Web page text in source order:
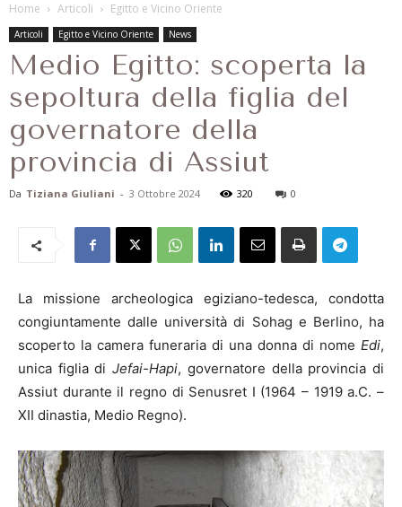
Home Articoli Egitto e Vicino Oriente
Articoli Egitto e Vicino Oriente News
Medio Egitto: scoperta la
sepoltura della figlia del
governatore della
provincia di Assiut
Da Tiziana Giuliani - 3 Ottobre 2024 320 0
La missione archeologica egiziano-tedesca, condotta
congiuntamente dalle università di Sohag e Berlino, ha
scoperto la camera funeraria di una donna di nome Edi,
unica figlia diJefai-Hapi, governatore della provincia di
Assiut durante il regno di Senusret I (1964 – 1919 a.C. –
XII dinastia, Medio Regno).